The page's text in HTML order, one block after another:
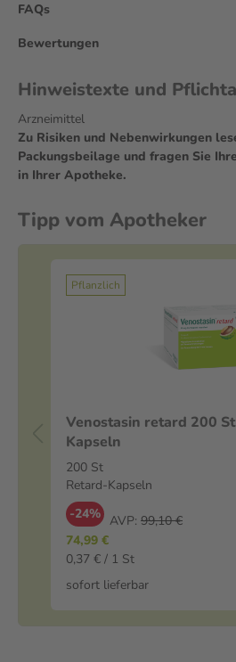
FAQs
Bewertungen
Hinweistexte und
Arzneimittel
Zu Risiken und Nebenwirkungen
Packungsbeilage und fragen Sie
in Ihrer Apotheke.
Tipp vom Apotheker
Pflanzlich
Venostasin retard 200
Kapseln
200 St
Retard-Kapseln
-24% AVP: 99,10 €
74,99 €
0,37 € / 1 St
sofort lieferbar